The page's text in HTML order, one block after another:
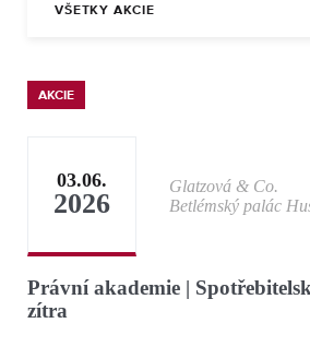
VŠETKY AKCIE
AKCIE
03.06.
2026
Glatzová & Co.
Betlémský palác
Právní akademie |
zítra